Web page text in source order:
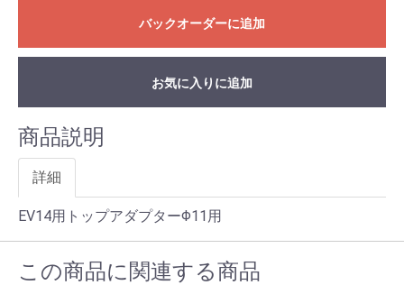
バックオーダーに追加
お気に入りに追加
商品説明
詳細
EV14用トップアダプターΦ11用
この商品に関連する商品